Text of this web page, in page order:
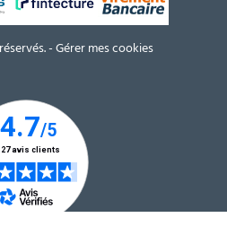
-Gérer mes cookies